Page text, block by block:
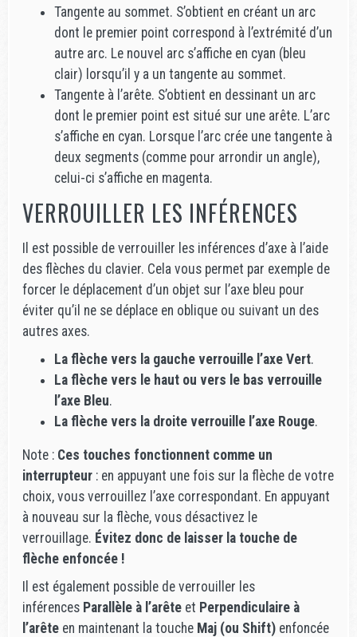
Tangente au sommet. S’obtient en créant un arc
dont le premier point correspond à l’extrémité d’un
autre arc. Le nouvel arc s’affiche en cyan (bleu
clair) lorsqu’il y a un tangente au sommet.
Tangente à l’arête. S’obtient en dessinant un arc
dont le premier point est situé sur une arête. L’arc
s’affiche en cyan. Lorsque l’arc crée une tangente à
deux segments (comme pour arrondir un angle),
celui-ci s’affiche en magenta.
VERROUILLER LES INFÉRENCES
Il est possible de verrouiller les inférences d’axe à l’aide
des flèches du clavier. Cela vous permet par exemple de
forcer le déplacement d’un objet sur l’axe bleu pour
éviter qu’il ne se déplace en oblique ou suivant un des
autres axes.
La flèche vers la gauche verrouille l’axe Vert.
La flèche vers le haut ou vers le bas verrouille
l’axe Bleu.
La flèche vers la droite verrouille l’axe Rouge.
Note : Ces touches fonctionnent comme un
interrupteur : en appuyant une fois sur la flèche de votre
choix, vous verrouillez l’axe correspondant. En appuyant
à nouveau sur la flèche, vous désactivez le
verrouillage. Évitez donc de laisser la touche de
flèche enfoncée !
Il est également possible de verrouiller les
inférences Parallèle à l’arête et Perpendiculaire à
l’arête en maintenant la touche Maj (ou Shift) enfoncée